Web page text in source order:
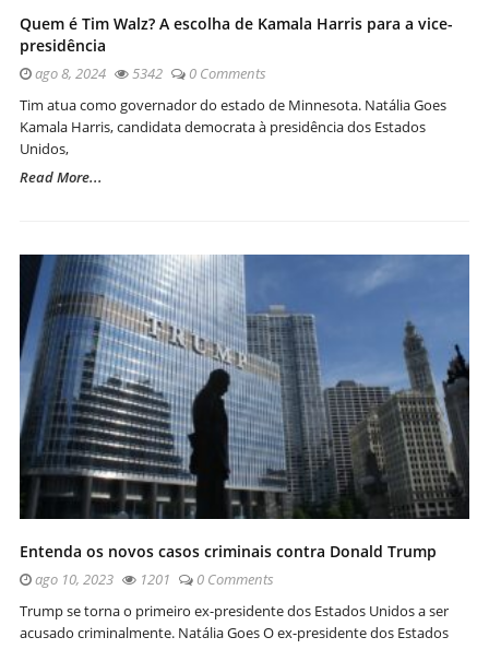
Quem é Tim Walz? A escolha de Kamala Harris para a vice-
presidência
ago 8, 2024 5342
0 Comments
Tim atua como governador do estado de Minnesota. Natália Goes
Kamala Harris, candidata democrata à presidência dos Estados
Unidos,
Read More...
Entenda os novos casos criminais contra Donald Trump
ago 10, 2023 1201
0 Comments
Trump se torna o primeiro ex-presidente dos Estados Unidos a ser
acusado criminalmente. Natália Goes O ex-presidente dos Estados